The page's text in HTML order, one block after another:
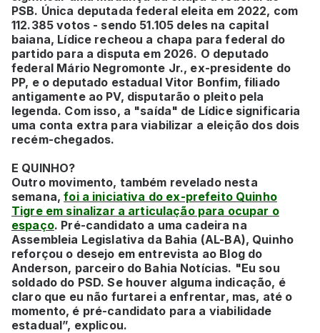
PSB. Única deputada federal eleita em 2022, com
112.385 votos - sendo 51.105 deles na capital
baiana, Lídice recheou a chapa para federal do
partido para a disputa em 2026. O deputado
federal Mário Negromonte Jr., ex-presidente do
PP, e o deputado estadual Vitor Bonfim, filiado
antigamente ao PV, disputarão o pleito pela
legenda. Com isso, a "saída" de Lídice significaria
uma conta extra para viabilizar a eleição dos dois
recém-chegados.
E QUINHO?
Outro movimento, também revelado nesta
semana,foi a iniciativa do ex-prefeito Quinho
Tigre em sinalizar a articulação para ocupar o
espaço. Pré-candidato a uma cadeira na
Assembleia Legislativa da Bahia (AL-BA), Quinho
reforçou o desejo em entrevista ao Blog do
Anderson, parceiro do Bahia Notícias. "Eu sou
soldado do PSD. Se houver alguma indicação, é
claro que eu não furtarei a enfrentar, mas, até o
momento, é pré-candidato para a viabilidade
estadual”, explicou.